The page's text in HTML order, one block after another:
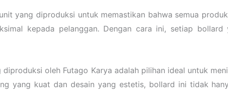
yang diproduksi untuk memastikan bahwa semua
kepada pelanggan. Dengan cara ini, setiap
oleh Futago Karya adalah pilihan ideal untuk
yang kuat dan desain yang estetis, bollard ini tidak